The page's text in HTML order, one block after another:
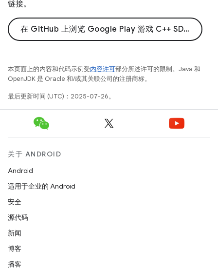
链接。
在 GitHub 上浏览 Google Play 游戏 C++ SDK 示例
本页面上的内容和代码示例受内容许可部分所述许可的限制。Java 和
OpenJDK 是 Oracle 和/或其关联公司的注册商标。
最后更新时间 (UTC)：2025-07-26。
关于 ANDROID
Android
适用于企业的 Android
安全
源代码
新闻
博客
播客